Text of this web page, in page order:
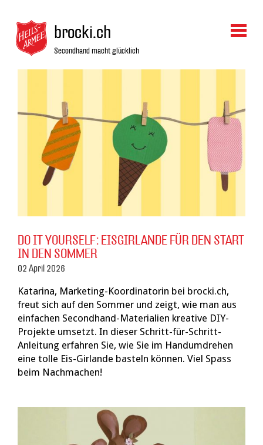
brocki.ch
Secondhand macht glücklich
DO IT YOURSELF : EISGIRLANDE FÜR DEN START
IN DEN SOMMER
02 April 2026
Katarina, Marketing-Koordinatorin bei brocki.ch,
freut sich auf den Sommer und zeigt, wie man aus
einfachen Secondhand-Materialien kreative DIY-
Projekte umsetzt. In dieser Schritt-für-Schritt-
Anleitung erfahren Sie, wie Sie im Handumdrehen
eine tolle Eis-Girlande basteln können. Viel Spass
beim Nachmachen!